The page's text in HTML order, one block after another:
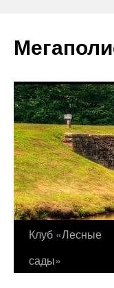
содержимому
Клуб «Лесные
сады»